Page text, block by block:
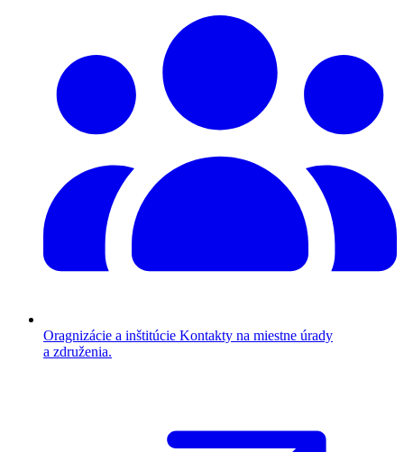
Oragnizácie a inštitúcie Kontakty na miestne úrady
a združenia.